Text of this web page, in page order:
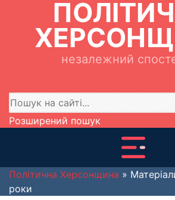
незалежний
Розширений пошук
Політична Херсонщина »
роки